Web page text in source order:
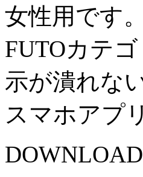
女性用です。
FUTOカテ
示が潰れな
スマホアプ
DOWNLOAD